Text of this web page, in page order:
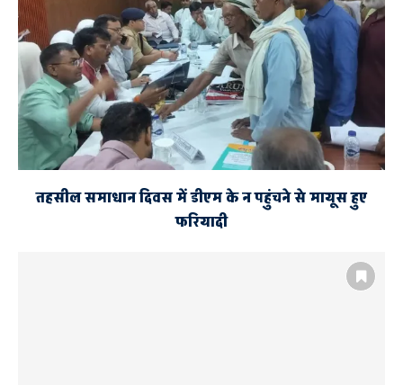
तहसील समाधान दिवस में डीएम के न पहुंचने से मायूस हुए
फरियादी